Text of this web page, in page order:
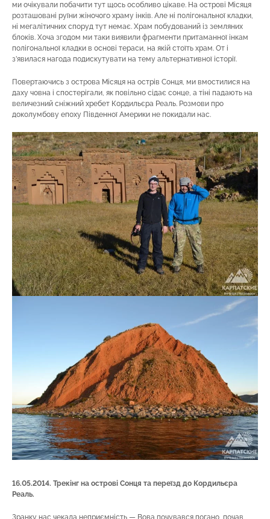
ми очікували побачити тут щось особливо цікаве. На острові Місяця
розташовані руїни жіночого храму інків. Але ні полігональної кладки,
ні мегалітичних споруд тут немає. Храм побудований із земляних
блоків. Хоча згодом ми таки виявили фрагменти притаманної інкам
полігональної кладки в основі тераси, на якій стоїть храм. От і
з’явилася нагода подискутувати на тему альтернативної історії.
Повертаючись з острова Місяця на острів Сонця, ми вмостилися на
даху човна і спостерігали, як повільно сідає сонце, а тіні падають на
величезний сніжний хребет Кордильєра Реаль. Розмови про
доколумбову епоху Південної Америки не покидали нас.
16.05.2014. Трекінг на острові Сонця та переїзд до Кордильєра
Реаль.
Зранку нас чекала неприємність — Вова почувався погано, почав